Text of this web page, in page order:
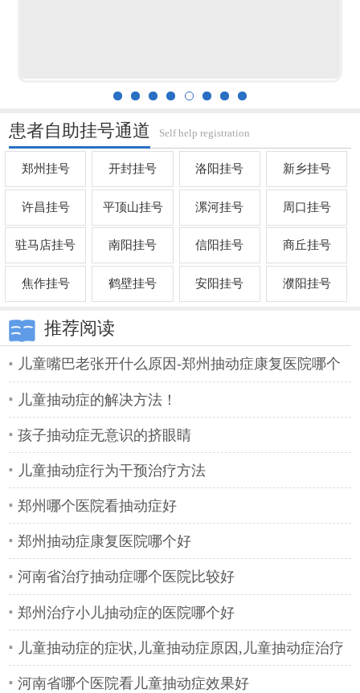
患者自助挂号通道 Self help registration
郑州挂号 开封挂号 洛阳挂号 新乡挂号
许昌挂号 平顶山挂号 漯河挂号 周口挂号
驻马店挂号 南阳挂号 信阳挂号 商丘挂号
焦作挂号 鹤壁挂号 安阳挂号 濮阳挂号
推荐阅读
儿童嘴巴老张开什么原因-郑州抽动症康复医院哪个
好儿童抽动症的解决方法！
孩子抽动症无意识的挤眼睛
儿童抽动症行为干预治疗方法
郑州哪个医院看抽动症好
郑州抽动症康复医院哪个好
河南省治疗抽动症哪个医院比较好
郑州治疗小儿抽动症的医院哪个好
儿童抽动症的症状,儿童抽动症原因,儿童抽动症治疗
河南省哪个医院看儿童抽动症效果好